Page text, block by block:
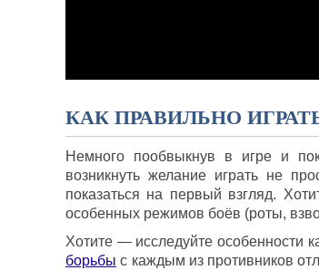
КАК ПРАВИЛЬНО ИГРАТЬ
Немного пообвыкнув в игре и
возникнуть желание играть не
показаться на первый взгляд.
особенных режимов боёв (роты,
Хотите — исследуйте особенности
борьбы с каждым из противников